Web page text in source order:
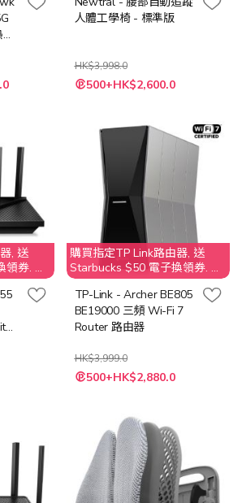
人體工學椅 - 標準版
HK$3,998.0
特
殊 500+HK$2,600.0
, 送
券. 不
要退還
價值
購買指定TP Link路由器, 送
Starbucks $50 電子換領券. 不
接受取消訂單；客人需要退還
贈品 Starbucks $50 之價值
TP-Link - Archer BE805
BE19000 三頻 Wi-Fi 7
Router 路由器
HK$3,999.0
特
殊 500+HK$2,880.0